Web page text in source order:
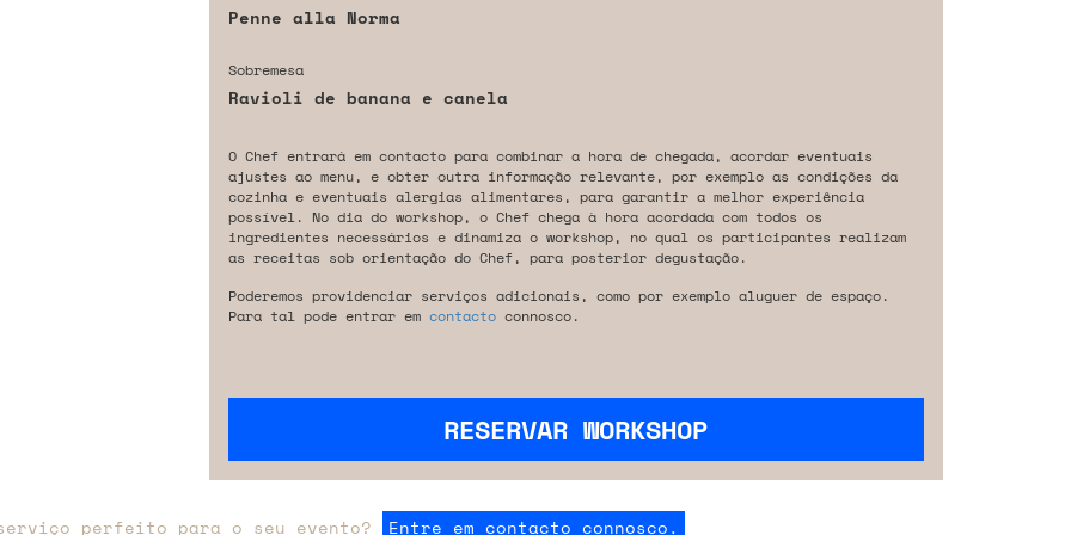
Penne alla Norma
Sobremesa
Ravioli de banana e canela
O Chef entrará em contacto para combinar a hora de chegada, acordar eventuais
ajustes ao menu, e obter outra informação relevante, por exemplo as condições da
cozinha e eventuais alergias alimentares, para garantir a melhor experiência
possível. No dia do workshop, o Chef chega à hora acordada com todos os
ingredientes necessários e dinamiza o workshop, no qual os participantes realizam
as receitas sob orientação do Chef, para posterior degustação.
Poderemos providenciar serviços adicionais, como por exemplo aluguer de espaço.
Para tal pode entrar em contactoconnosco.
RESERVAR WORKSHOP
perfeito para o seu evento? Entre em contacto connosco.